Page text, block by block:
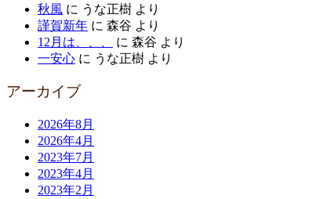
秋風 に うな正樹 より
謹賀新年 に 森谷 より
12月は、、、
に 森谷 より
一安心 に うな正樹 より
アーカイブ
2026年8月
2026年4月
2023年7月
2023年4月
2023年2月